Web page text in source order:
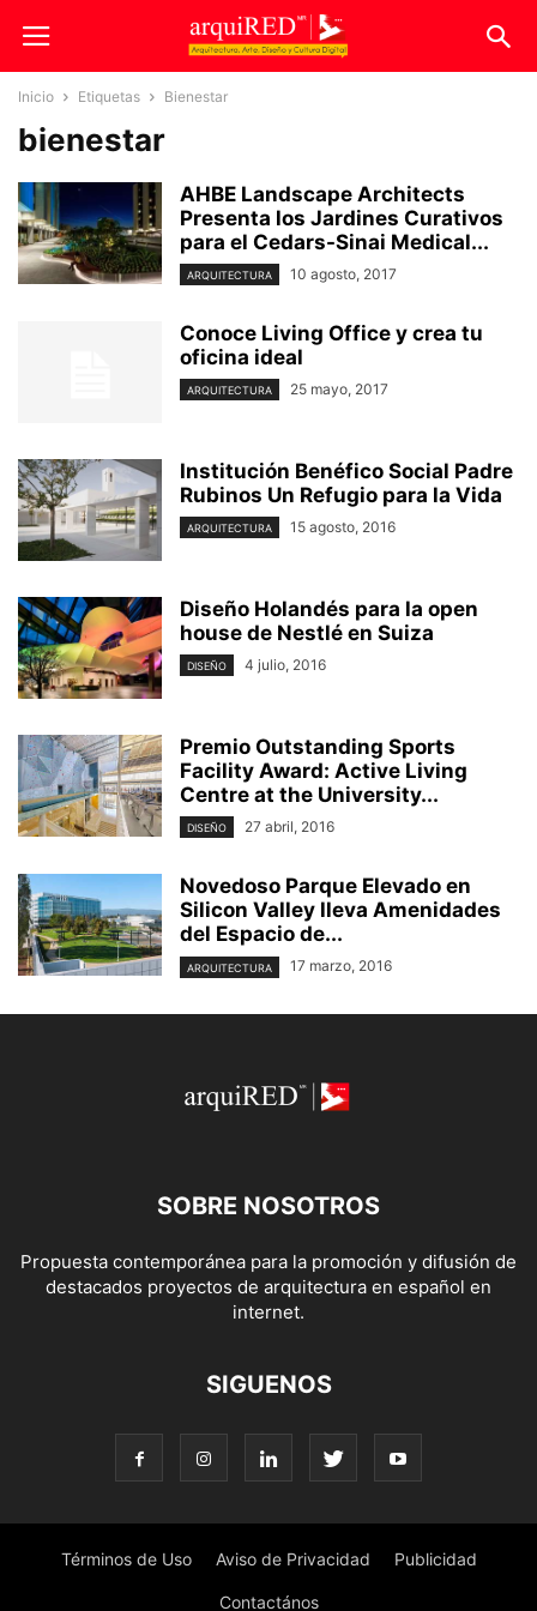
Inicio Etiquetas Bienestar
bienestar
AHBE Landscape Architects
Presenta los Jardines Curativos
para el Cedars-Sinai Medical...
ARQUITECTURA 10 agosto, 2017
Conoce Living Office y crea tu
oficina ideal
ARQUITECTURA 25 mayo, 2017
Institución Benéfico Social Padre
Rubinos Un Refugio para la Vida
ARQUITECTURA 15 agosto, 2016
Diseño Holandés para la open
house de Nestlé en Suiza
DISEÑO 4 julio, 2016
Premio Outstanding Sports
Facility Award: Active Living
Centre at the University...
DISEÑO 27 abril, 2016
Novedoso Parque Elevado en
Silicon Valley lleva Amenidades
del Espacio de...
ARQUITECTURA 17 marzo, 2016
SOBRE NOSOTROS
Propuesta contemporánea para la promoción y difusión de
destacados proyectos de arquitectura en español en
internet.
SIGUENOS
Términos de Uso Aviso de Privacidad Publicidad
Contactános